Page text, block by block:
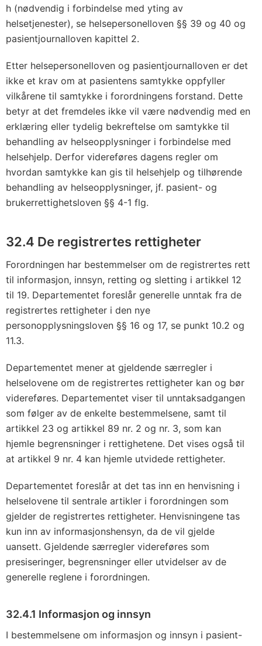
h (nødvendig i forbindelse med yting av
helsetjenester), se helsepersonelloven §§ 39 og 40 og
pasientjournalloven kapittel 2.
Etter helsepersonelloven og pasientjournalloven er det
ikke et krav om at pasientens samtykke oppfyller
vilkårene til samtykke i forordningens forstand. Dette
betyr at det fremdeles ikke vil være nødvendig med en
erklæring eller tydelig bekreftelse om samtykke til
behandling av helseopplysninger i forbindelse med
helsehjelp. Derfor videreføres dagens regler om
hvordan samtykke kan gis til helsehjelp og tilhørende
behandling av helseopplysninger, jf. pasient- og
brukerrettighetsloven §§ 4-1 flg.
32.4 De registrertes rettigheter
Forordningen har bestemmelser om de registrertes rett
til informasjon, innsyn, retting og sletting i artikkel 12
til 19. Departementet foreslår generelle unntak fra de
registrertes rettigheter i den nye
personopplysningsloven §§ 16 og 17, se punkt 10.2 og
11.3.
Departementet mener at gjeldende særregler i
helselovene om de registrertes rettigheter kan og bør
videreføres. Departementet viser til unntaksadgangen
som følger av de enkelte bestemmelsene, samt til
artikkel 23 og artikkel 89 nr. 2 og nr. 3, som kan
hjemle begrensninger i rettighetene. Det vises også til
at artikkel 9 nr. 4 kan hjemle utvidede rettigheter.
Departementet foreslår at det tas inn en henvisning i
helselovene til sentrale artikler i forordningen som
gjelder de registrertes rettigheter. Henvisningene tas
kun inn av informasjonshensyn, da de vil gjelde
uansett. Gjeldende særregler videreføres som
presiseringer, begrensninger eller utvidelser av de
generelle reglene i forordningen.
32.4.1 Informasjon og innsyn
I bestemmelsene om informasjon og innsyn i pasient-